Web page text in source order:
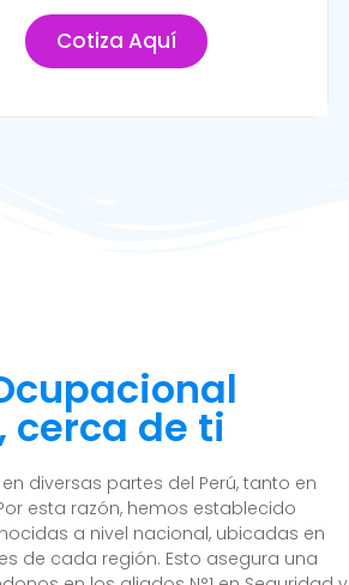
Cotiza Aquí
cerca de ti
diversas partes del Perú, tanto en
esta razón, hemos establecido
a nivel nacional, ubicadas en
de cada región. Esto asegura una